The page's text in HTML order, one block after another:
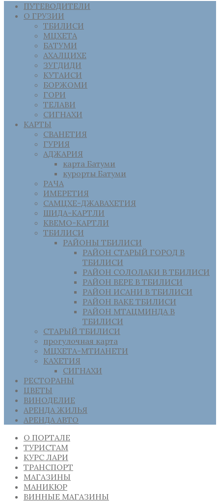
ПУТЕВОДИТЕЛИ
О ГРУЗИИ
ТБИЛИСИ
МЦХЕТА
БАТУМИ
АХАЛЦИХЕ
ЗУГДИДИ
КУТАИСИ
БОРЖОМИ
ГОРИ
ТЕЛАВИ
СИГНАХИ
КАРТЫ
СВАНЕТИЯ
ГУРИЯ
АДЖАРИЯ
карта Батуми
курорты Батуми
РАЧА
ИМЕРЕТИЯ
САМЦХЕ-ДЖАВАХЕТИЯ
ШИДА-КАРТЛИ
КВЕМО-КАРТЛИ
ТБИЛИСИ
РАЙОНЫ ТБИЛИСИ
РАЙОН СТАРЫЙ ГОРОД В
ТБИЛИСИ
РАЙОН СОЛОЛАКИ В ТБИЛИСИ
РАЙОН ВЕРЕ В ТБИЛИСИ
РАЙОН ИСАНИ В ТБИЛИСИ
РАЙОН ВАКЕ ТБИЛИСИ
РАЙОН МТАЦМИНДА В
ТБИЛИСИ
СТАРЫЙ ТБИЛИСИ
прогулочная карта
МЦХЕТА-МТИАНЕТИ
КАХЕТИЯ
СИГНАХИ
РЕСТОРАНЫ
ЦВЕТЫ
ВИНОДЕЛИЕ
АРЕНДА ЖИЛЬЯ
АРЕНДА АВТО
О ПОРТАЛЕ
ТУРИСТАМ
КУРС ЛАРИ
ТРАНСПОРТ
МАГАЗИНЫ
МАНИКЮР
ВИННЫЕ МАГАЗИНЫ